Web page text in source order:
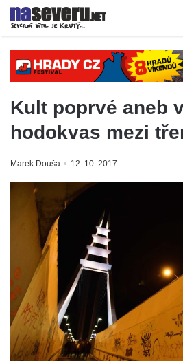
Kult poprvé aneb
hodokvas mezi
Marek Douša 12. 10. 2017